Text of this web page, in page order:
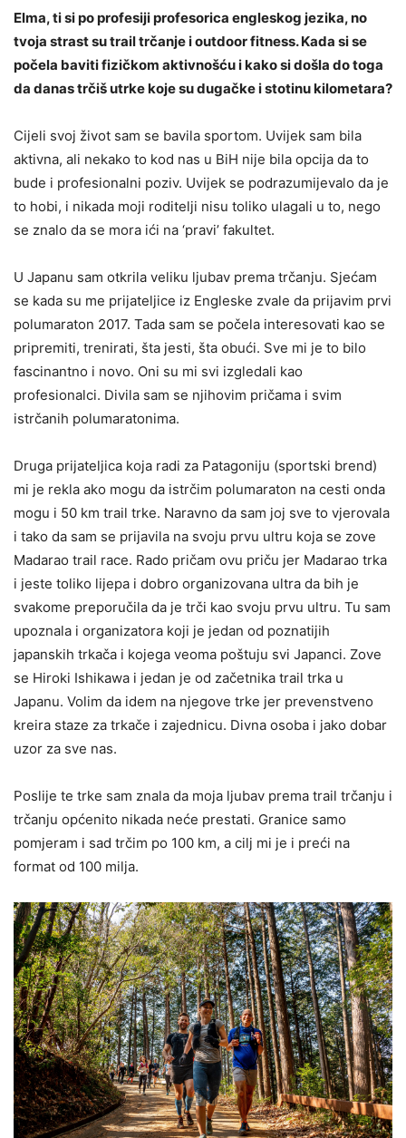
Elma, ti si po profesiji profesorica engleskog jezika, no
tvoja strast su trail trčanje i outdoor fitness. Kada si se
počela baviti fizičkom aktivnošću i kako si došla do toga
da danas trčiš utrke koje su dugačke i stotinu kilometara?
Cijeli svoj život sam se bavila sportom. Uvijek sam bila
aktivna, ali nekako to kod nas u BiH nije bila opcija da to
bude i profesionalni poziv. Uvijek se podrazumijevalo da je
to hobi, i nikada moji roditelji nisu toliko ulagali u to, nego
se znalo da se mora ići na ‘pravi’ fakultet.
U Japanu sam otkrila veliku ljubav prema trčanju. Sjećam
se kada su me prijateljice iz Engleske zvale da prijavim prvi
polumaraton 2017. Tada sam se počela interesovati kao se
pripremiti, trenirati, šta jesti, šta obući. Sve mi je to bilo
fascinantno i novo. Oni su mi svi izgledali kao
profesionalci. Divila sam se njihovim pričama i svim
istrčanih polumaratonima.
Druga prijateljica koja radi za Patagoniju (sportski brend)
mi je rekla ako mogu da istrčim polumaraton na cesti onda
mogu i 50 km trail trke. Naravno da sam joj sve to vjerovala
i tako da sam se prijavila na svoju prvu ultru koja se zove
Madarao trail race. Rado pričam ovu priču jer Madarao trka
i jeste toliko lijepa i dobro organizovana ultra da bih je
svakome preporučila da je trči kao svoju prvu ultru. Tu sam
upoznala i organizatora koji je jedan od poznatijih
japanskih trkača i kojega veoma poštuju svi Japanci. Zove
se Hiroki Ishikawa i jedan je od začetnika trail trka u
Japanu. Volim da idem na njegove trke jer prevenstveno
kreira staze za trkače i zajednicu. Divna osoba i jako dobar
uzor za sve nas.
Poslije te trke sam znala da moja ljubav prema trail trčanju i
trčanju općenito nikada neće prestati. Granice samo
pomjeram i sad trčim po 100 km, a cilj mi je i preći na
format od 100 milja.